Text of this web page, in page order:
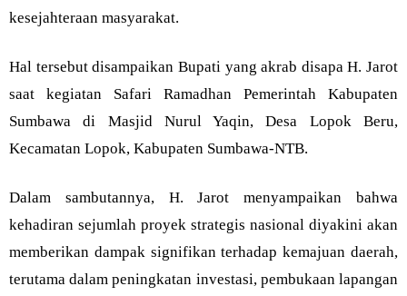
kesejahteraan masyarakat.
Hal tersebut disampaikan Bupati yang akrab disapa H. Jarot
saat kegiatan Safari Ramadhan Pemerintah Kabupaten
Sumbawa di Masjid Nurul Yaqin, Desa Lopok Beru,
Kecamatan Lopok, Kabupaten Sumbawa-NTB.
Dalam sambutannya, H. Jarot menyampaikan bahwa
kehadiran sejumlah proyek strategis nasional diyakini akan
memberikan dampak signifikan terhadap kemajuan daerah,
terutama dalam peningkatan investasi, pembukaan lapangan